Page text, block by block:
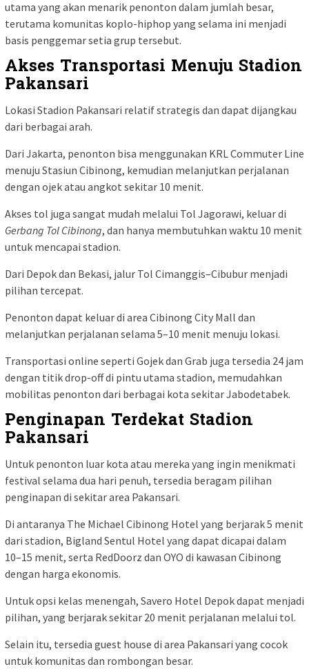
utama yang akan menarik penonton dalam jumlah besar,
terutama komunitas koplo-hiphop yang selama ini menjadi
basis penggemar setia grup tersebut.
Akses Transportasi Menuju Stadion
Pakansari
Lokasi Stadion Pakansari relatif strategis dan dapat dijangkau
dari berbagai arah.
Dari Jakarta, penonton bisa menggunakan KRL Commuter Line
menuju Stasiun Cibinong, kemudian melanjutkan perjalanan
dengan ojek atau angkot sekitar 10 menit.
Akses tol juga sangat mudah melalui Tol Jagorawi, keluar di
Gerbang Tol Cibinong, dan hanya membutuhkan waktu 10 menit
untuk mencapai stadion.
Dari Depok dan Bekasi, jalur Tol Cimanggis–Cibubur menjadi
pilihan tercepat.
Penonton dapat keluar di area Cibinong City Mall dan
melanjutkan perjalanan selama 5–10 menit menuju lokasi.
Transportasi online seperti Gojek dan Grab juga tersedia 24 jam
dengan titik drop-off di pintu utama stadion, memudahkan
mobilitas penonton dari berbagai kota sekitar Jabodetabek.
Penginapan Terdekat Stadion
Pakansari
Untuk penonton luar kota atau mereka yang ingin menikmati
festival selama dua hari penuh, tersedia beragam pilihan
penginapan di sekitar area Pakansari.
Di antaranya The Michael Cibinong Hotel yang berjarak 5 menit
dari stadion, Bigland Sentul Hotel yang dapat dicapai dalam
10–15 menit, serta RedDoorz dan OYO di kawasan Cibinong
dengan harga ekonomis.
Untuk opsi kelas menengah, Savero Hotel Depok dapat menjadi
pilihan, yang berjarak sekitar 20 menit perjalanan melalui tol.
Selain itu, tersedia guest house di area Pakansari yang cocok
untuk komunitas dan rombongan besar.